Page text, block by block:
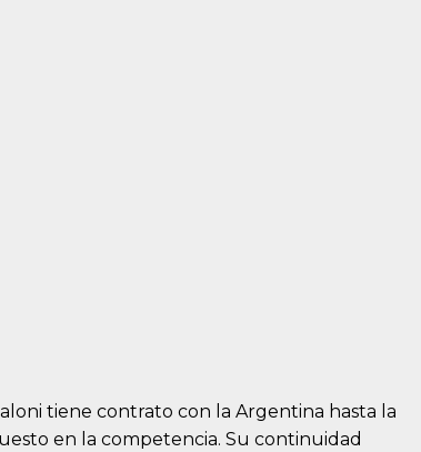
tiene contrato con la Argentina hasta la
en la competencia. Su continuidad